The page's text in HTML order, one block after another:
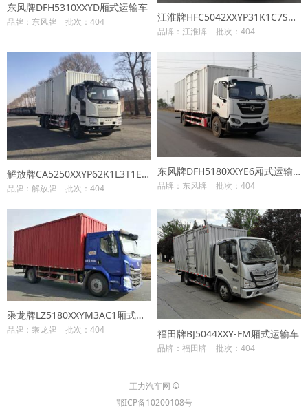
东风牌DFH5310XXYD厢式运输车
品牌：东风牌 批次：404 江淮牌HFC5042XXYP31K1C7S厢式运输车
品牌：江淮牌 批次：404
解放牌CA5250XXYP62K1L3T1E6Z厢式运输车
品牌：解放牌 批次：404
东风牌DFH5180XXYE6厢式运输车
品牌：东风牌 批次：404
乘龙牌LZ5180XXYM3AC1厢式运输车
品牌：乘龙牌 批次：404 福田牌BJ5044XXY-FM厢式运输车
品牌：福田牌 批次：404
王力汽车网 ©
鄂ICP备10200108号